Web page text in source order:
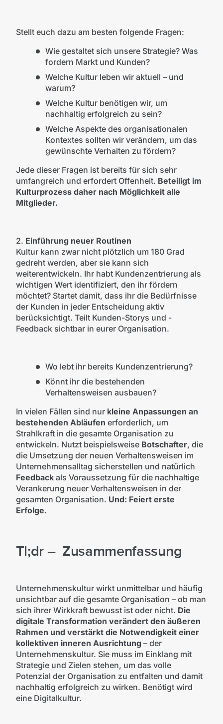
Stellt euch dazu am besten folgende Fragen:
Wie gestaltet sich unsere Strategie? Was
fordern Markt und Kunden?
Welche Kultur leben wir aktuell – und
warum?
Welche Kultur benötigen wir, um
nachhaltig erfolgreich zu sein?
Welche Aspekte des organisationalen
Kontextes sollten wir verändern, um das
gewünschte Verhalten zu fördern?
Jede dieser Fragen ist bereits für sich sehr
umfangreich und erfordert Offenheit. Beteiligt im
Kulturprozess daher nach Möglichkeit alle
Mitglieder.
2. Einführung neuer Routinen
Kultur kann zwar nicht plötzlich um 180 Grad
gedreht werden, aber sie kann sich
weiterentwickeln. Ihr habt Kundenzentrierung als
wichtigen Wert identifiziert, den ihr fördern
möchtet? Startet damit, dass ihr die Bedürfnisse
der Kunden in jeder Entscheidung aktiv
berücksichtigt. Teilt Kunden-Storys und -
Feedback sichtbar in eurer Organisation.
Wo lebt ihr bereits Kundenzentrierung?
Könnt ihr die bestehenden
Verhaltensweisen ausbauen?
In vielen Fällen sind nur kleine Anpassungen an
bestehenden Abläufen erforderlich, um
Strahlkraft in die gesamte Organisation zu
entwickeln. Nutzt beispielsweise Botschafter, die
die Umsetzung der neuen Verhaltensweisen im
Unternehmensalltag sicherstellen und natürlich
Feedbackals Voraussetzung für die nachhaltige
Verankerung neuer Verhaltensweisen in der
gesamten Organisation. Und: Feiert erste
Erfolge.
Tl;dr – Zusammenfassung
Unternehmenskultur wirkt unmittelbar und häufig
unsichtbar auf die gesamte Organisation – ob man
sich ihrer Wirkkraft bewusst ist oder nicht. Die
digitale Transformation verändert den äußeren
Rahmen und verstärkt die Notwendigkeit einer
kollektiven inneren Ausrichtung – der
Unternehmenskultur. Sie muss im Einklang mit
Strategie und Zielen stehen, um das volle
Potenzial der Organisation zu entfalten und damit
nachhaltig erfolgreich zu wirken. Benötigt wird
eine Digitalkultur.